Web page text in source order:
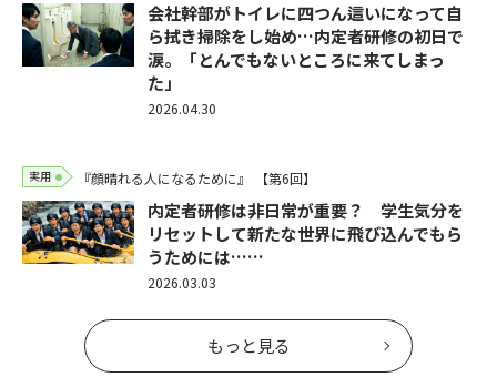
会社幹部がトイレに四つん這いになって自
ら拭き掃除をし始め…内定者研修の初日で
涙。「とんでもないところに来てしまっ
た」
2026.04.30
実用 『顔晴れる人になるために』 【第6回】
内定者研修は非日常が重要？ 学生気分を
リセットして新たな世界に飛び込んでもら
うためには……
2026.03.03
もっと見る